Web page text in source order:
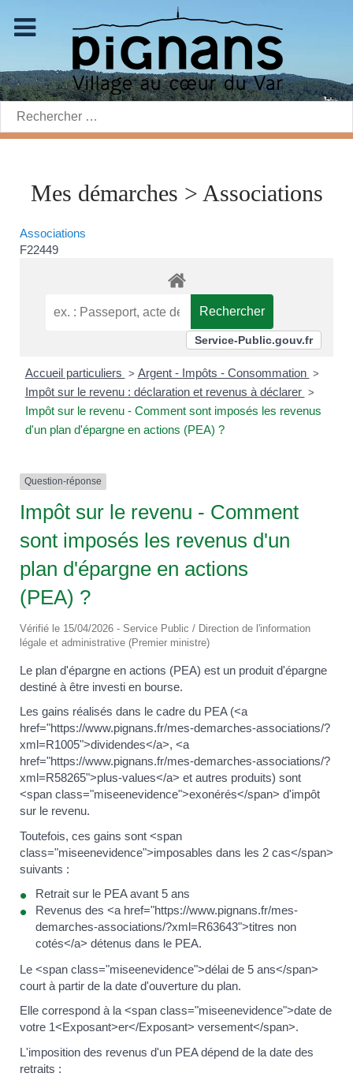
Rechercher:
Mes démarches > Associations
Associations
F22449
Service-Public.gouv.fr
Accueil particuliers > Argent - Impôts - Consommation >
Impôt sur le revenu : déclaration et revenus à déclarer >
Impôt sur le revenu - Comment sont imposés les revenus
d'un plan d'épargne en actions (PEA) ?
Question-réponse
Impôt sur le revenu - Comment
sont imposés les revenus d'un
plan d'épargne en actions
(PEA) ?
Vérifié le 15/04/2026 - Service Public / Direction de l'information
légale et administrative (Premier ministre)
Le plan d'épargne en actions (PEA) est un produit d'épargne
destiné à être investi en bourse.
Les gains réalisés dans le cadre du PEA (<a
href="https://www.pignans.fr/mes-demarches-associations/?
xml=R1005">dividendes</a>, <a
href="https://www.pignans.fr/mes-demarches-associations/?
xml=R58265">plus-values</a> et autres produits) sont
<span class="miseenevidence">exonérés</span> d'impôt
sur le revenu.
Toutefois, ces gains sont <span
class="miseenevidence">imposables dans les 2 cas</span>
suivants :
Retrait sur le PEA avant 5 ans
Revenus des <a href="https://www.pignans.fr/mes-
demarches-associations/?xml=R63643">titres non
cotés</a> détenus dans le PEA.
Le <span class="miseenevidence">délai de 5 ans</span>
court à partir de la date d'ouverture du plan.
Elle correspond à la <span class="miseenevidence">date de
votre 1<Exposant>er</Exposant> versement</span>.
L'imposition des revenus d'un PEA dépend de la date des
retraits :